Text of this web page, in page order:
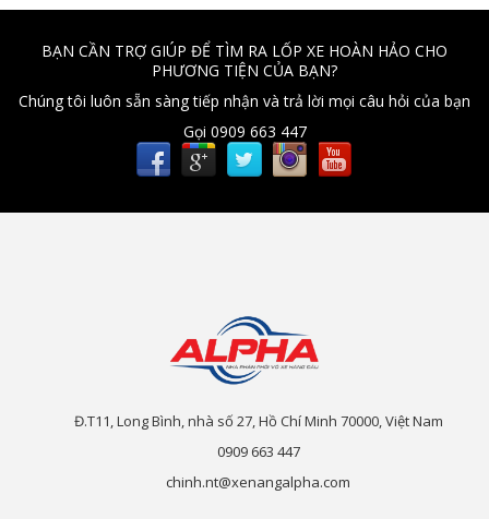
BẠN CẦN TRỢ GIÚP ĐỂ TÌM RA LỐP XE HOÀN HẢO CHO
PHƯƠNG TIỆN CỦA BẠN?
Chúng tôi luôn sẵn sàng tiếp nhận và trả lời mọi câu hỏi của bạn
Gọi 0909 663 447
Đ.T11, Long Bình, nhà số 27, Hồ Chí Minh 70000, Việt Nam
0909 663 447
chinh.nt@xenangalpha.com